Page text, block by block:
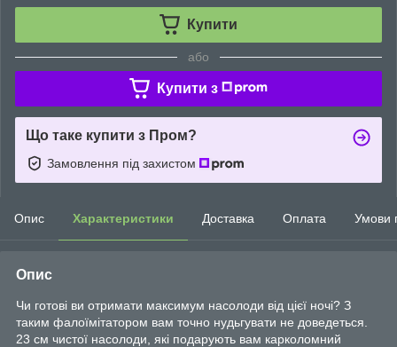
Купити
або
Купити з
Що таке купити з Пром?
Замовлення під захистом
Опис Характеристики Доставка Оплата Умови
Опис
Чи готові ви отримати максимум насолоди від цієї ночі? З
таким фалоїмітатором вам точно нудьгувати не доведеться.
23 см чистої насолоди, які подарують вам карколомний